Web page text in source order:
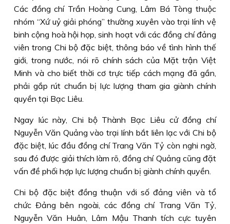
Các đồng chí Trần Hoàng Cung, Lâm Bá Tòng thuộc
nhóm “Xứ uỷ giải phóng” thường xuyên vào trại lính vệ
binh cộng hoà hội họp, sinh hoạt với các đồng chí đảng
viên trong Chi bộ đặc biệt, thông báo về tình hình thế
giới, trong nước, nói rõ chính sách của Mặt trận Việt
Minh và cho biết thời cơ trực tiếp cách mạng đã gần,
phải gắp rút chuẩn bị lực lượng tham gia giành chính
quyền tại Bạc Liêu.
Ngay lúc này, Chi bộ Thành Bạc Liêu cử đồng chí
Nguyễn Văn Quảng vào trại lính bắt liên lạc với Chi bộ
đặc biệt, lúc đầu đồng chí Trang Văn Tỷ còn nghi ngờ,
sau đó được giải thích làm rõ, đồng chí Quảng cũng đặt
vấn đề phối hợp lực lượng chuẩn bị giành chính quyền.
Chi bộ đặc biệt đồng thuận với số đảng viên và tổ
chức Ðảng bên ngoài, các đồng chí Trang Văn Tỷ,
Nguyễn Văn Huân, Lâm Mậu Thanh tích cực tuyên